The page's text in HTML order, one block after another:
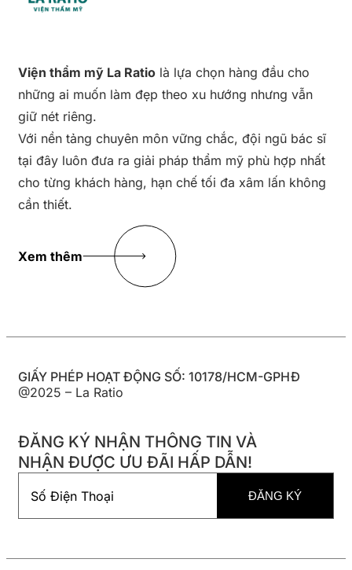
Viện thẩm mỹ La Ratio là lựa chọn hàng đầu cho
những ai muốn làm đẹp theo xu hướng nhưng vẫn
giữ nét riêng.
Với nền tảng chuyên môn vững chắc, đội ngũ bác sĩ
tại đây luôn đưa ra giải pháp thẩm mỹ phù hợp nhất
cho từng khách hàng, hạn chế tối đa xâm lấn không
cần thiết.
Xem thêm
GIẤY PHÉP HOẠT ĐỘNG SỐ: 10178/HCM-GPHĐ
@2025 – La Ratio
ĐĂNG KÝ NHẬN THÔNG TIN VÀ
NHẬN ĐƯỢC ƯU ĐÃI HẤP DẪN!